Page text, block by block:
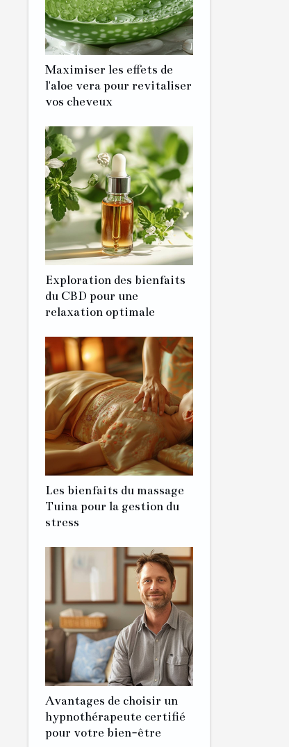
Maximiser les effets de
l'aloe vera pour revitaliser
vos cheveux
Exploration des bienfaits
du CBD pour une
relaxation optimale
Les bienfaits du massage
Tuina pour la gestion du
stress
Avantages de choisir un
hypnothérapeute certifié
pour votre bien-être